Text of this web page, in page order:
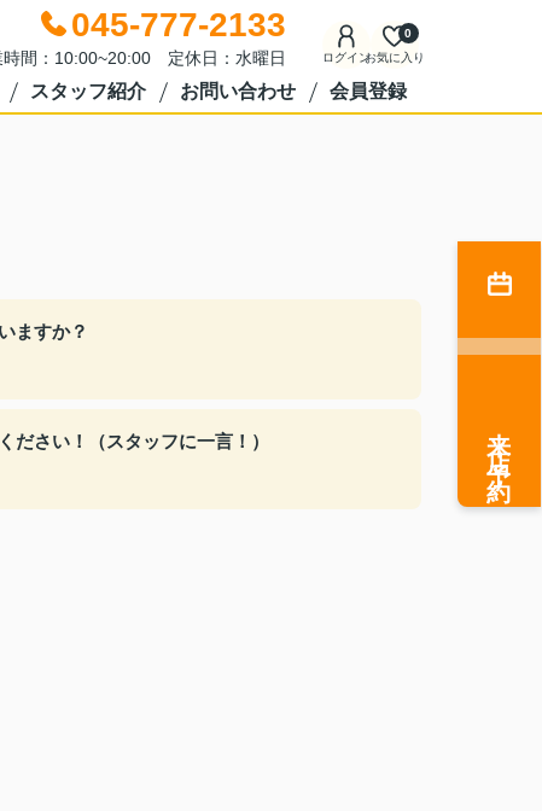
045-777-2133
時間：10:00~20:00 定休日：水曜日 ログインお気に入り
0
スタッフ紹介 お問い合わせ 会員登録
ますか？
ださい！（スタッフに一言！） 来店予約